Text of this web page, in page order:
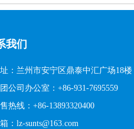
：兰州市安宁区鼎泰中汇广场18楼
：lz-sunts@163.com
我们
公司办公室：+86-931-7695559
热线：+86-13893320400